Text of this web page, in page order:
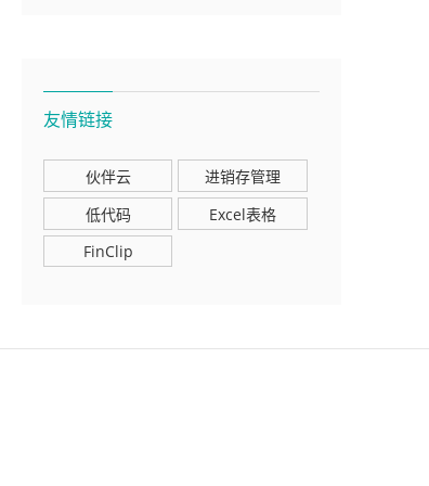
友情链接
伙伴云
进销存管理
低代码
Excel表格
FinClip